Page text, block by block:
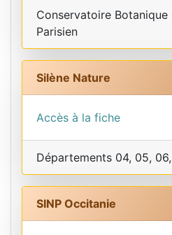
Conservatoire Botanique
Parisien
Silène Nature
Accès à la fiche
Départements 04, 05,
SINP Occitanie